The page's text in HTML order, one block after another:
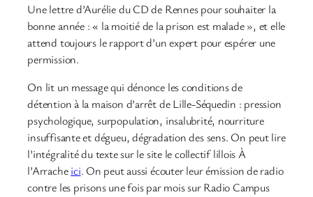
Une lettre d’Aurélie du CD de Rennes pour souhaiter la
bonne année : « la moitié de la prison est malade », et elle
attend toujours le rapport d’un expert pour espérer une
permission.
On lit un message qui dénonce les conditions de
détention à la maison d’arrêt de Lille-Séquedin : pression
psychologique, surpopulation, insalubrité, nourriture
insuffisante et dégueu, dégradation des sens. On peut lire
l’intégralité du texte sur le site le collectif lillois À
l’Arracheici. On peut aussi écouter leur émission de radio
contre les prisons une fois par mois sur Radio Campus